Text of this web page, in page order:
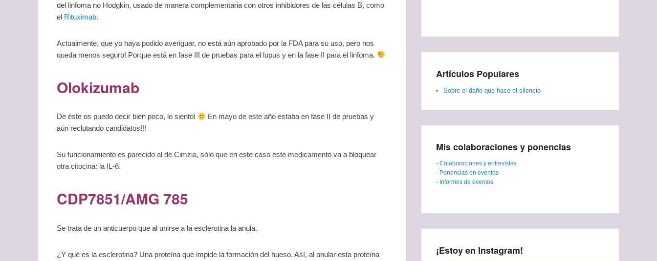
del linfoma no Hodgkin, usado de manera complementaria con otros inhibidores de las células B, como
el Rituximab.
Actualmente, que yo haya podido averiguar, no está aún aprobado por la FDA para su uso, pero nos
queda menos seguro! Porque está en fase III de pruebas para el lupus y en la fase II para el linfoma.
Olokizumab
De éste os puedo decir bien poco, lo siento!
En mayo de este año estaba en fase II de pruebas y
aún reclutando candidatos!!!
Su funcionamiento es parecido al de Cimzia, sólo que en este caso este medicamento va a bloquear
otra citocina: la IL-6.
CDP7851/AMG 785
Se trata de un anticuerpo que al unirse a la esclerotina la anula.
¿Y qué es la esclerotina? Una proteína que impide la formación del hueso. Así, al anular esta proteína
Artículos Populares
Sobre el daño que hace el silencio
Mis colaboraciones y ponencias
- Colaboraciones y entrevistas
- Ponencias en eventos
- Informes de eventos
¡Estoy en Instagram!